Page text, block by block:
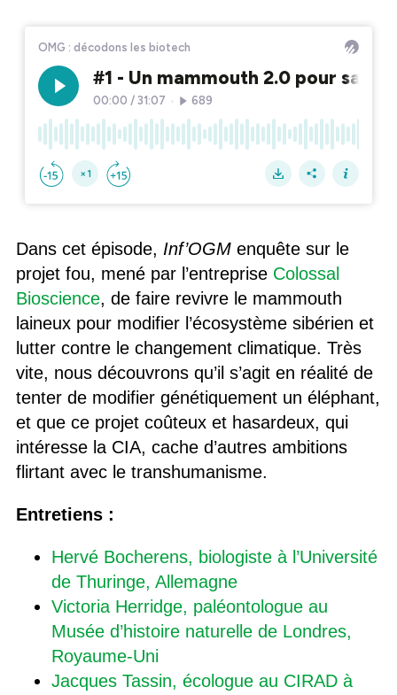
Dans cet épisode, Inf’OGMenquête sur le
projet fou, mené par l’entreprise Colossal
Bioscience, de faire revivre le mammouth
laineux pour modifier l’écosystème sibérien et
lutter contre le changement climatique. Très
vite, nous découvrons qu’il s’agit en réalité de
tenter de modifier génétiquement un éléphant,
et que ce projet coûteux et hasardeux, qui
intéresse la CIA, cache d’autres ambitions
flirtant avec le transhumanisme.
Entretiens :
Hervé Bocherens, biologiste à l’Université
de Thuringe, Allemagne
Victoria Herridge, paléontologue au
Musée d’histoire naturelle de Londres,
Royaume-Uni
Jacques Tassin, écologue au CIRAD à